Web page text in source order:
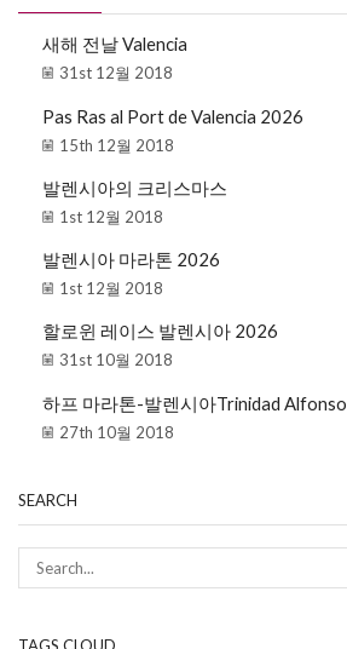
새해 전날 Valencia
31st 12월 2018
Pas Ras al Port de Valencia 2026
15th 12월 2018
발렌시아의 크리스마스
1st 12월 2018
발렌시아 마라톤 2026
1st 12월 2018
할로윈 레이스 발렌시아 2026
31st 10월 2018
하프 마라톤-발렌시아Trinidad Alfonso
27th 10월 2018
SEARCH